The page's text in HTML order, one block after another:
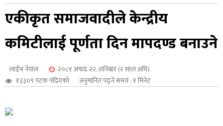
एकीकृत समाजवादीले केन्द्रीय
कमिटीलाई पूर्णता दिन मापदण्ड बनाउने
लाईभ नेपाल
२०८१ अषाढ २२, शनिबार (२ साल अघि)
१३३०९ पटक पढिएको
अनुमानित पढ्ने समय : १ मिनेट